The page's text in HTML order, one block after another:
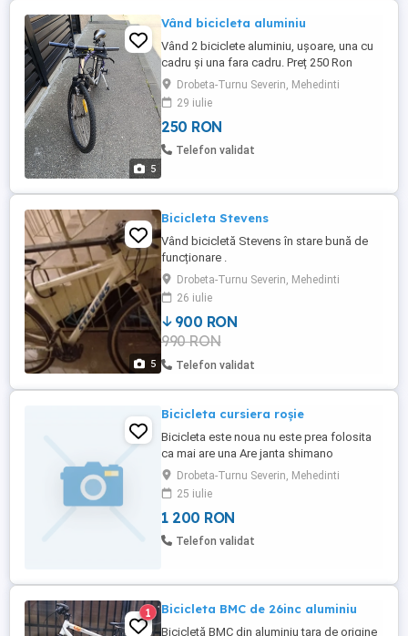
5
Vând bicicleta aluminiu
Vând 2 biciclete aluminiu, ușoare, una cu
cadru și una fara cadru. Preț 250 Ron
negociabil la fata locului. Nu trimit prin
curier.
Drobeta-Turnu Severin, Mehedinti
29 iulie
250 RON
Telefon validat
5
Bicicleta Stevens
Vând bicicletă Stevens în stare bună de
funcționare .
Drobeta-Turnu Severin, Mehedinti
26 iulie
900 RON
990 RON
Telefon validat
Bicicleta cursiera roșie
Bicicleta este noua nu este prea folosita
ca mai are una Are janta shimano
cauciucuri michelin pedalier shimano xt
frane ergo power mecanice coarne
berbec cadru carbon mărime S 3 ca în
poza în rest e buna de plimbare și curse
preț 12 milioane
Drobeta-Turnu Severin, Mehedinti
25 iulie
1 200 RON
Telefon validat
1 Bicicleta BMC de 26inc aluminiu
Bicicletă BMC din aluminiu tara de origine